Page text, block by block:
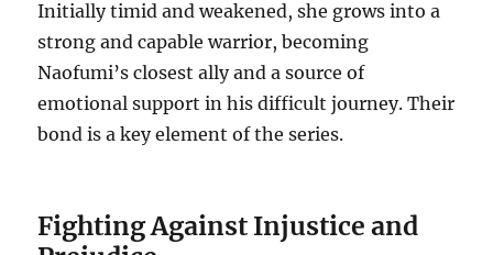
Initially timid and weakened, she grows into a
strong and capable warrior, becoming
Naofumi’s closest ally and a source of
emotional support in his difficult journey. Their
bond is a key element of the series.
Fighting Against Injustice and